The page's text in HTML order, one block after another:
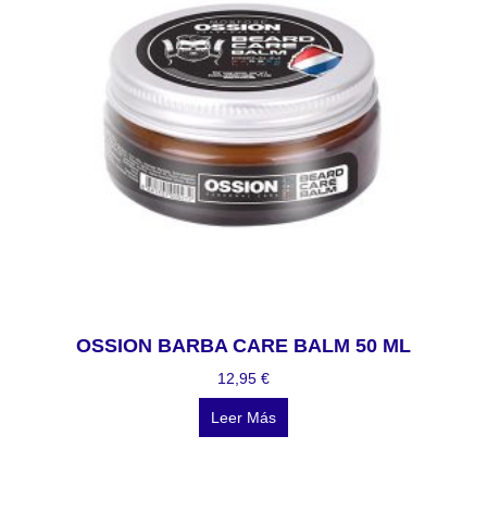
OSSION BARBA CARE BALM 50 ML
12,95 €
Leer Más